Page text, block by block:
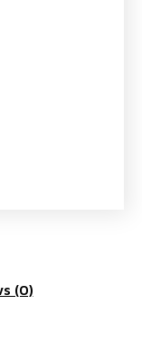
(0)